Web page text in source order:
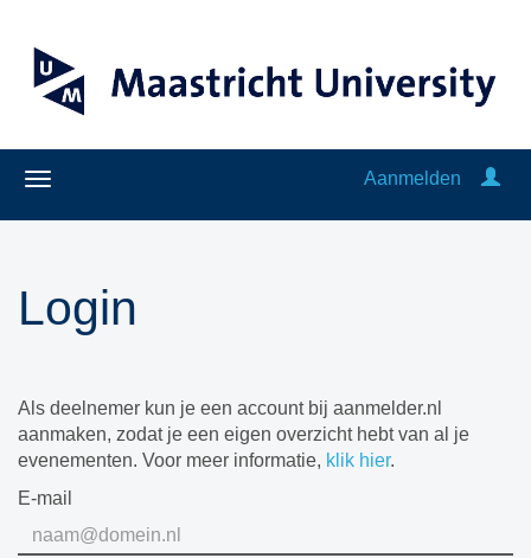
Aanmelden
Login
Als deelnemer kun je een account bij aanmelder.nl
aanmaken, zodat je een eigen overzicht hebt van al je
evenementen. Voor meer informatie, klik hier.
E-mail